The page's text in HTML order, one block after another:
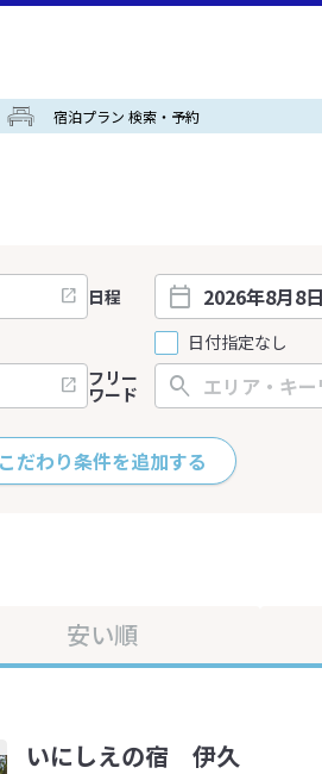
宿泊プラン 検索・予約
日程
日付指定なし
フリー
ワード
こだわり条件を追加する
安い順
いにしえの宿 伊久